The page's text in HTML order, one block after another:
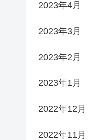
2023年4月
2023年3月
2023年2月
2023年1月
2022年12月
2022年11月